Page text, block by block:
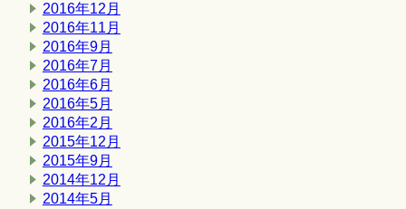
2016年12月
2016年11月
2016年9月
2016年7月
2016年6月
2016年5月
2016年2月
2015年12月
2015年9月
2014年12月
2014年5月